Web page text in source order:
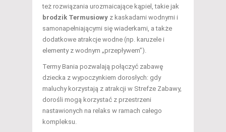
też rozwiązania urozmaicające kąpiel, takie jak
brodzik Termusiowy z kaskadami wodnymi i
samonapełniającymi się wiaderkami, a także
dodatkowe atrakcje wodne (np. karuzele i
elementy z wodnym „przepływem”).
Termy Bania pozwalają połączyć zabawę
dziecka z wypoczynkiem dorosłych: gdy
maluchy korzystają z atrakcji w Strefze Zabawy,
dorośli mogą korzystać z przestrzeni
nastawionych na relaks w ramach całego
kompleksu.